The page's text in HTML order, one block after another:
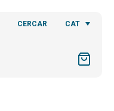
CERCAR CAT